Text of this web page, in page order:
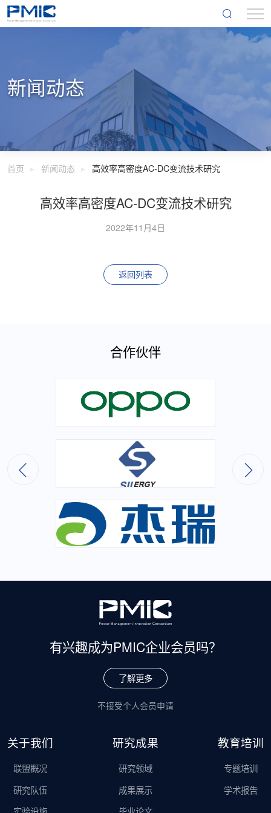
新闻动态
首页 新闻动态 高效率高密度AC-DC变流技术研究
高效率高密度AC-DC变流技术研究
2022年11月4日
返回列表
合作伙伴
有兴趣成为PMIC企业会员吗？
了解更多
不接受个人会员申请
关于我们
联盟概况
研究队伍
研究成果
研究领域
成果展示
教育培训
专题培训
学术报告